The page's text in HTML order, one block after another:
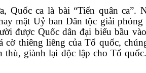
ca là bài “Tiến quân ca”.
mặt Uỷ ban Dân tộc giải phóng
được Quốc dân đại biểu bầu
cờ thiêng liêng của Tổ quốc,
thù, giành lại độc lập cho Tổ